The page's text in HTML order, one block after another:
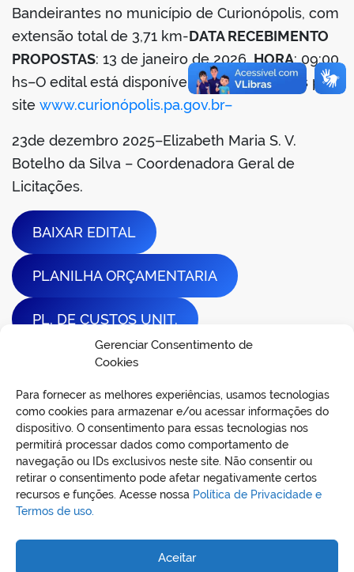
Gerenciar Consentimento de
Cookies
Para fornecer as melhores experiências, usamos tecnologias
como cookies para armazenar e/ou acessar informações do
dispositivo. O consentimento para essas tecnologias nos
permitirá processar dados como comportamento de
navegação ou IDs exclusivos neste site. Não consentir ou
retirar o consentimento pode afetar negativamente certos
recursos e funções. Acesse nossa Política de Privacidade e
Termos de uso.
Aceitar
Bandeirantes no município de Curionópolis, com
extensão total de 3,71 km-DATA RECEBIMENTO
PROPOSTAS: 13 de janeiro de 2026.HORA: 09:00
hs–O edital está disponível aos interessados pelo
site www.curionópolis.pa.gov.br–
23de dezembro 2025–Elizabeth Maria S. V.
Botelho da Silva – Coordenadora Geral de
Licitações.
BAIXAR EDITAL
PLANILHA ORÇAMENTARIA
PL. DE CUSTOS UNIT.
CRONOGRAMA FISICO E FINANCEIRO
PROJETO BASICO